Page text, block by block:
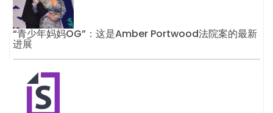
“青少年妈妈OG”：这是Amber Portwood法院案的最新
进展